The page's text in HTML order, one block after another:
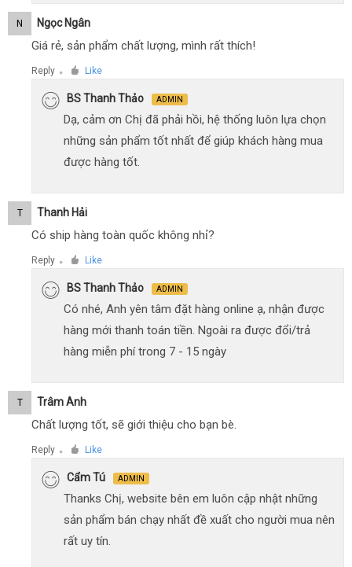
N Ngọc Ngân
Giá rẻ, sản phẩm chất lượng, mình rất thích!
Reply ● Like
BS Thanh Thảo ADMIN
Dạ, cảm ơn Chị đã phải hồi, hệ thống luôn lựa chọn
những sản phẩm tốt nhất để giúp khách hàng mua
được hàng tốt.
T Thanh Hải
Có ship hàng toàn quốc không nhỉ?
Reply ● Like
BS Thanh Thảo ADMIN
Có nhé, Anh yên tâm đặt hàng online ạ, nhận được
hàng mới thanh toán tiền. Ngoài ra được đổi/trả
hàng miễn phí trong 7 - 15 ngày
T Trâm Anh
Chất lượng tốt, sẽ giới thiệu cho bạn bè.
Reply ● Like
Cẩm Tú ADMIN
Thanks Chị, website bên em luôn cập nhật những
sản phẩm bán chạy nhất đề xuất cho người mua nên
rất uy tín.